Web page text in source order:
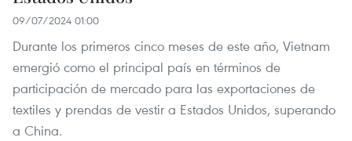
09/07/2024 01:00
Durante los primeros cinco meses de este año, Vietnam
emergió como el principal país en términos de
participación de mercado para las exportaciones de
textiles y prendas de vestir a Estados Unidos, superando
a China.